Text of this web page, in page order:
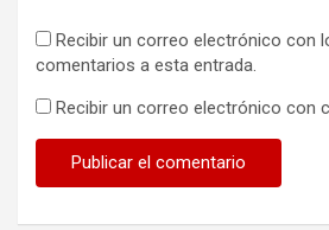
Recibir un correo electrónico con
comentarios a esta entrada.
Recibir un correo electrónico con